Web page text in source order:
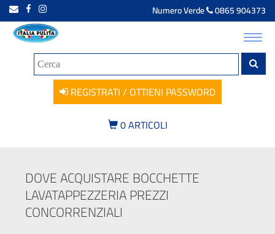
Numero Verde 0865 904373
REGISTRATI / OTTIENI PASSWORD
0ARTICOLI
DOVE ACQUISTARE BOCCHETTE
LAVATAPPEZZERIA PREZZI
CONCORRENZIALI